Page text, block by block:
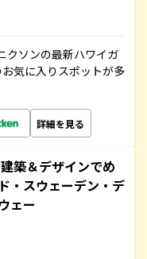
クソンの最新ハワイガ
気に入りスポットが多
詳細を見る
築＆デザインでめ
・スウェーデン・デ
ェー